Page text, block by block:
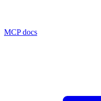
MCP docs